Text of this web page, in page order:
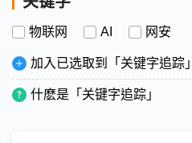
物联网 AI 网安
加入已选取到「关键字追踪」
什麽是「关键字追踪」